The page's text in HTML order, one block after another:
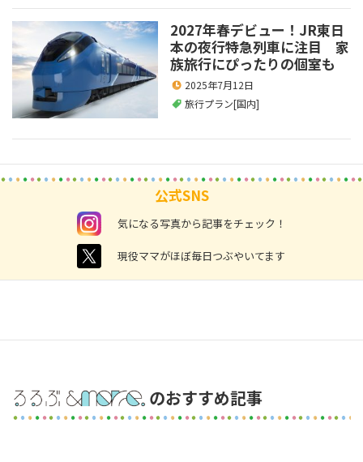
2027年春デビュー！JR東日
本の夜行特急列車に注目 家
族旅行にぴったりの個室も
2025年7月12日
旅行プラン[国内]
公式SNS
instagram 気になる写真から記事をチェック！
twitter 現役ママがほぼ毎日つぶやいてます
のおすすめ記事